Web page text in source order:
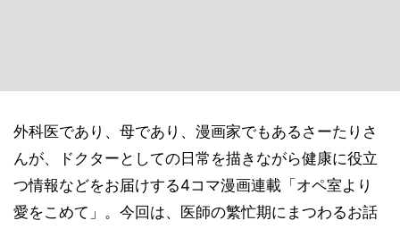
外科医であり、母であり、漫画家でもあるさーたりさ
んが、ドクターとしての日常を描きながら健康に役立
つ情報などをお届けする4コマ漫画連載「オペ室より
愛をこめて」。今回は、医師の繁忙期にまつわるお話